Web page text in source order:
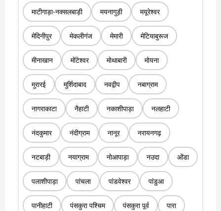
माटीगाड़ा-नक्सलबाड़ी मयनागुड़ी मयूरेश्वर
मेदिनीपुर मेकलीगंज मेमारी मेटियाबुरूज
मीनाखान मोंटेश्वर मोथाबारी मोयना
मुरारई मुर्शिदाबाद नवद्वीप नबाग्राम
नागराकाटा नैहाटी नकाशीपाड़ा नलहाटी
नंदकुमार नंदीग्राम नानूर नरायनगढ़
नटबाड़ी नयाग्राम नोआपाड़ा नउदा ओंडा
पलाशीपाड़ा पांचला पांडवेश्वर पांडुआ
पानीहाटी पंसकुरा पश्चिम पंसकुरा पूर्व पारा